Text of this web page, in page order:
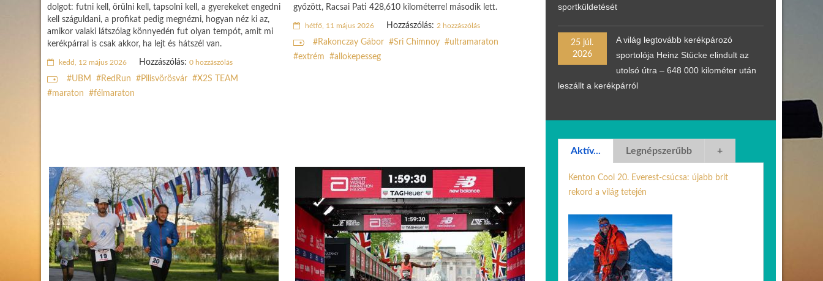
dolgot: futni kell, örülni kell, tapsolni kell, a gyerekeket engedni
kell száguldani, a profikat pedig megnézni, hogyan néz ki az,
amikor valaki látszólag könnyedén fut olyan tempót, amit mi
kerékpárral is csak akkor, ha lejt és hátszél van.
kedd, 12 május 2026 Hozzászólás: 0 hozzászólás
UBM RedRun Pilisvörösvár
X2S TEAM
maraton
félmaraton
győzött, Racsai Pati 428,610 kilométerrel második lett.
hétfő, 11 május 2026 Hozzászólás: 2 hozzászólás
Rakonczay Gábor Sri Chimnoy
ultramaraton
extrém
allokepesseg
sportküldetését
25 júl.
2026
A világ legtovább kerékpározó
sportolója Heinz Stücke elindult az
utolsó útra – 648 000 kilométer után
leszállt a kerékpárról
Aktív... Legnépszerűbb +
Kenton Cool 20. Everest-csúcsa: újabb brit
rekord a világ tetején